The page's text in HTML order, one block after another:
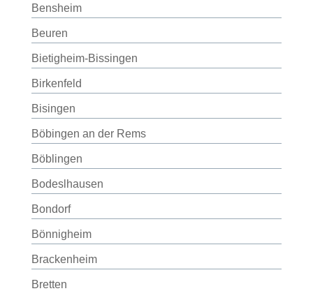
Bensheim
Beuren
Bietigheim-Bissingen
Birkenfeld
Bisingen
Böbingen an der Rems
Böblingen
Bodeslhausen
Bondorf
Bönnigheim
Brackenheim
Bretten